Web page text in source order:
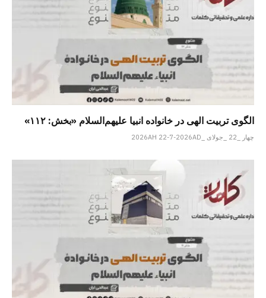
الگوی تربیت الهی در خانواده انبیا‌‌ علیهم‌السلام «بخش: ۱۱۲»
چهار _22 _جولای _2026AH 22-7-2026AD